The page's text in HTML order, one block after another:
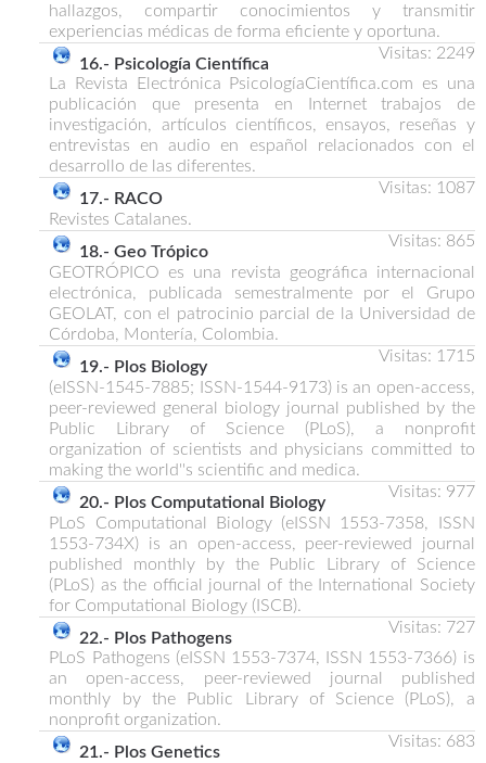
hallazgos, compartir conocimientos y transmitir
experiencias médicas de forma eficiente y oportuna.
Visitas: 2249
16.- Psicología Científica
La Revista Electrónica PsicologíaCientífica.com es una
publicación que presenta en Internet trabajos de
investigación, artículos científicos, ensayos, reseñas y
entrevistas en audio en español relacionados con el
desarrollo de las diferentes.
Visitas: 1087
17.- RACO
Revistes Catalanes.
Visitas: 865
18.- Geo Trópico
GEOTRÓPICO es una revista geográfica internacional
electrónica, publicada semestralmente por el Grupo
GEOLAT, con el patrocinio parcial de la Universidad de
Córdoba, Montería, Colombia.
Visitas: 1715
19.- Plos Biology
(eISSN-1545-7885; ISSN-1544-9173) is an open-access,
peer-reviewed general biology journal published by the
Public Library of Science (PLoS), a nonprofit
organization of scientists and physicians committed to
making the world''s scientific and medica.
Visitas: 977
20.- Plos Computational Biology
PLoS Computational Biology (eISSN 1553-7358, ISSN
1553-734X) is an open-access, peer-reviewed journal
published monthly by the Public Library of Science
(PLoS) as the official journal of the International Society
for Computational Biology (ISCB).
Visitas: 727
22.- Plos Pathogens
PLoS Pathogens (eISSN 1553-7374, ISSN 1553-7366) is
an open-access, peer-reviewed journal published
monthly by the Public Library of Science (PLoS), a
nonprofit organization.
Visitas: 683
21.- Plos Genetics